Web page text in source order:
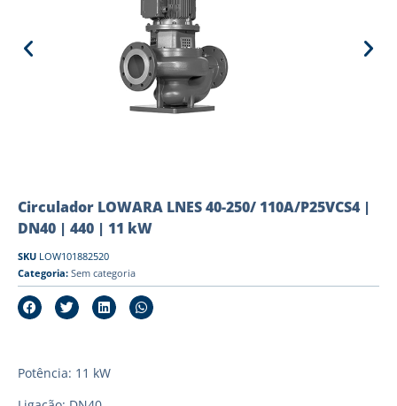
Circulador LOWARA LNES 40-250/ 110A/P25VCS4 |
DN40 | 440 | 11 kW
SKU LOW101882520
Categoria: Sem categoria
Potência: 11 kW